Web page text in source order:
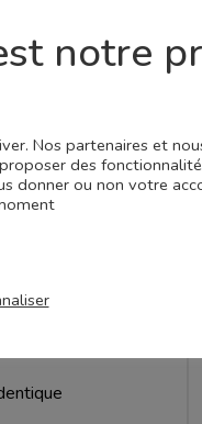
(recto et
notre
Nos partenaires et
des
donner ou non votre